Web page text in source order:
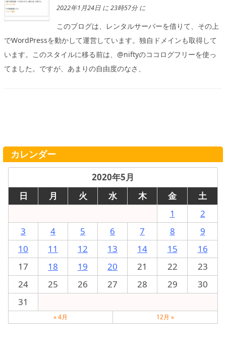
2022年1月24日 に 23時57分 に
このブログは、レンタルサーバーを借りて、その上
でWordPressを動かして運営しています。独自ドメインも取得して
います。このスタイルに移る前は、@niftyのココログフリーを使っ
てました。ですが、あまりの自由度のなさ、
カレンダー
2020年5月
日
月 火 水 木 金
土
1
2
3
4 5 6 7 8
9
10
11 12 13 14 15
16
17
18 19 20 21 22
23
24
25 26 27 28 29
30
31
« 4月 12月 »